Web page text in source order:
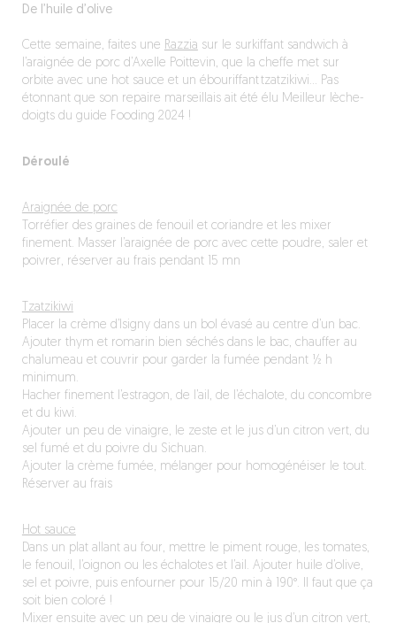
De l’huile d’olive
Cette semaine, faites une Razzia sur le surkiffant sandwich à
l’araignée de porc d’Axelle Poittevin, que la cheffe met sur
orbite avec une hot sauce et un ébouriffant tzatzikiwi… Pas
étonnant que son repaire marseillais ait été élu Meilleur lèche-
doigts du guide Fooding 2024 !
Déroulé
Araignée de porc
Torréfier des graines de fenouil et coriandre et les mixer
finement. Masser l’araignée de porc avec cette poudre, saler et
poivrer, réserver au frais pendant 15 mn
Tzatzikiwi
Placer la crème d’Isigny dans un bol évasé au centre d’un bac.
Ajouter thym et romarin bien séchés dans le bac, chauffer au
chalumeau et couvrir pour garder la fumée pendant ½ h
minimum.
Hacher finement l’estragon, de l’ail, de l’échalote, du concombre
et du kiwi.
Ajouter un peu de vinaigre, le zeste et le jus d’un citron vert, du
sel fumé et du poivre du Sichuan.
Ajouter la crème fumée, mélanger pour homogénéiser le tout.
Réserver au frais
Hot sauce
Dans un plat allant au four, mettre le piment rouge, les tomates,
le fenouil, l’oignon ou les échalotes et l’ail. Ajouter huile d’olive,
sel et poivre, puis enfourner pour 15/20 min à 190°. Il faut que ça
soit bien coloré !
Mixer ensuite avec un peu de vinaigre ou le jus d’un citron vert,